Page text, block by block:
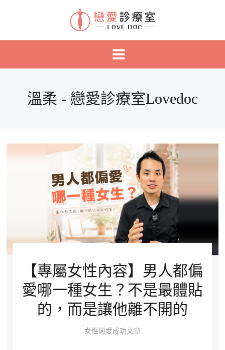
溫柔 - 戀愛診療室Lovedoc
【專屬女性內容】男人都偏
愛哪一種女生？不是最體貼
的，而是讓他離不開的
女性戀愛成功文章